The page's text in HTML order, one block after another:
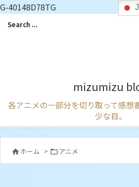
G-40148D78TG
mizumizu
各アニメの一部分を切り取って感想
少な目。
 ホーム > アニメ